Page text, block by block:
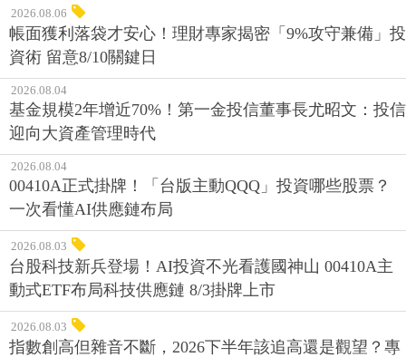
2026.08.06
帳面獲利落袋才安心！理財專家揭密「9%攻守兼備」投
資術 留意8/10關鍵日
2026.08.04
基金規模2年增近70%！第一金投信董事長尤昭文：投信
迎向大資產管理時代
2026.08.04
00410A正式掛牌！「台版主動QQQ」投資哪些股票？
一次看懂AI供應鏈布局
2026.08.03
台股科技新兵登場！AI投資不光看護國神山 00410A主
動式ETF布局科技供應鏈 8/3掛牌上市
2026.08.03
指數創高但雜音不斷，2026下半年該追高還是觀望？專